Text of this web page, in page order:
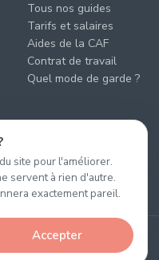
Tous nos guides
Tarifs et salaires
Aides de la CAF
Contrat de travail
Quel mode de garde ?
·
site pour l'améliorer.
servent à rien d'autre.
exactement pareil.
Accepter